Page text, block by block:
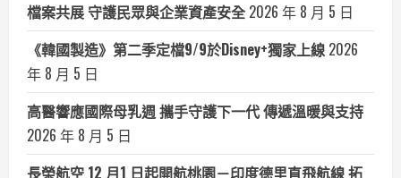
檔案共展 守護民眾與企業資產安全 2026 年 8 月 5 日
《韓國製造》第二季定檔9/9於Disney+獨家上線 2026
年 8 月 5 日
高醫響應國際母乳週 攜手守護下一代 傳遞溫暖與支持
2026 年 8 月 5 日
長榮航空 12 月1 日起開航桃園－印度德里直飛航線 拓